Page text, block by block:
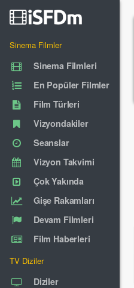
Sinema Filmler
Sinema Filmleri
En Popüler Filmler
Film Türleri
Vizyondakiler
Seanslar
Vizyon Takvimi
Çok Yakında
Gişe Rakamları
Devam Filmleri
Film Haberleri
TV Diziler
Diziler